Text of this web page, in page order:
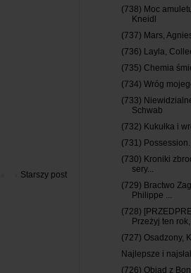
Starszy post
(738) Moc
Kneidl
(737) Mars,
(736) Layla,
(735) Chemia
(734) Wróg
(733)
Schwab
(732) Kukułka i
(731)
(730) Kroniki
sery...
(729) Bractwo
Philippe ...
(728)
Przeżyj ten
(727) Osadzony,
Najlepsze i
(726) Obiad z